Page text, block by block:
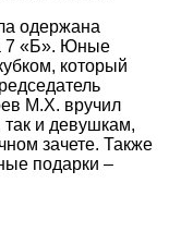
одержана
7 «Б». Юные
который
М.Х. вручил
и девушкам,
зачете. Также
подарки –